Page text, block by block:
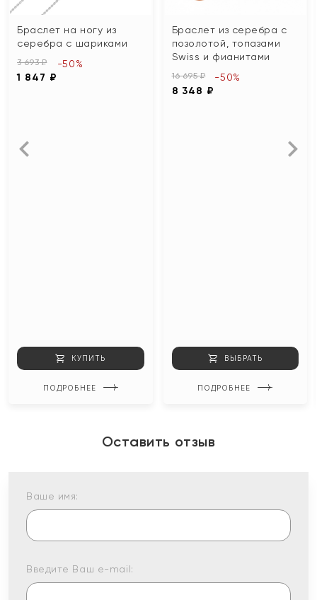
Браслет на ногу из
серебра с шариками
3 693 ₽
1 847 ₽
-50%
КУПИТЬ
ПОДРОБНЕЕ
Браслет из серебра с
позолотой, топазами
Swiss и фианитами
16 695 ₽
8 348 ₽
-50%
ВЫБРАТЬ
ПОДРОБНЕЕ
Оставить отзыв
Ваше имя:
Введите Ваш e-mail: